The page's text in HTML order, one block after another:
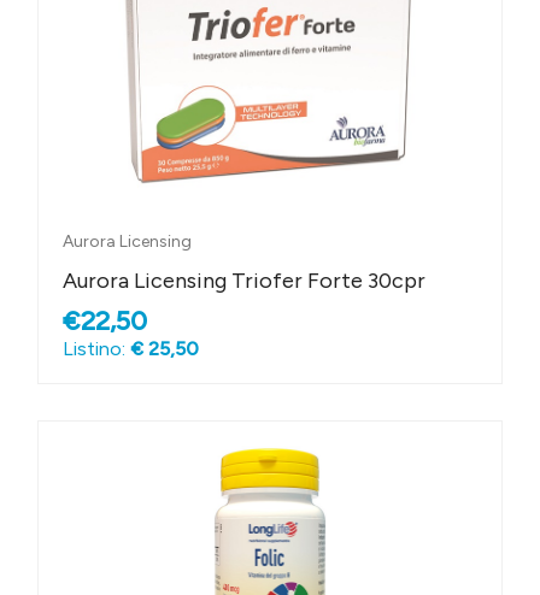
Aurora Licensing
Aurora Licensing Triofer Forte 30cpr
€22,50
Listino: € 25,50